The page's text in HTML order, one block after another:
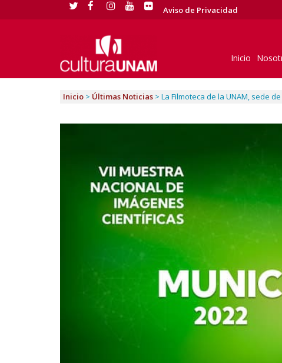
Aviso de Privacidad
Inicio
Inicio > Últimas Noticias > La Filmoteca de la UNAM, sede